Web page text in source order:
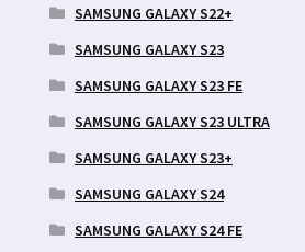
SAMSUNG GALAXY S22+
SAMSUNG GALAXY S23
SAMSUNG GALAXY S23 FE
SAMSUNG GALAXY S23 ULTRA
SAMSUNG GALAXY S23+
SAMSUNG GALAXY S24
SAMSUNG GALAXY S24 FE